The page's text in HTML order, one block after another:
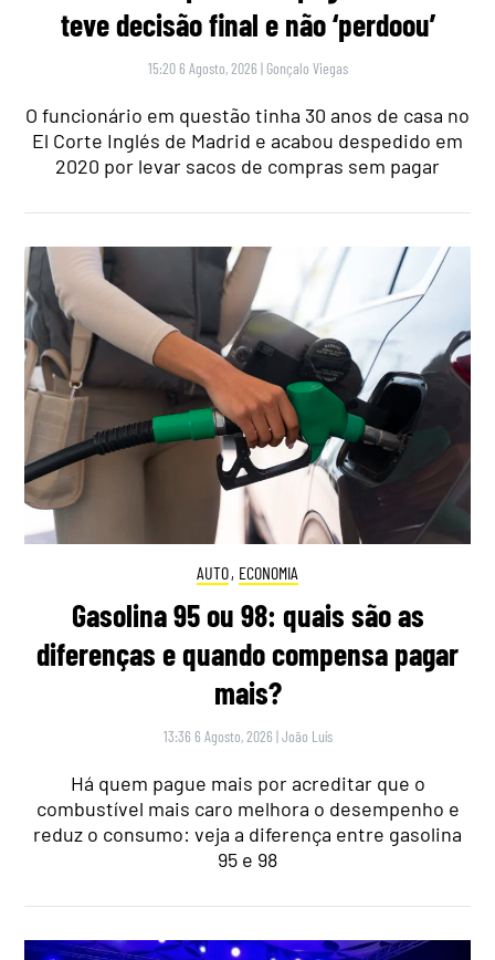
teve decisão final e não ‘perdoou’
15:20 6 Agosto, 2026 | Gonçalo Viegas
O funcionário em questão tinha 30 anos de casa no
El Corte Inglés de Madrid e acabou despedido em
2020 por levar sacos de compras sem pagar
AUTO, ECONOMIA
Gasolina 95 ou 98: quais são as
diferenças e quando compensa pagar
mais?
13:36 6 Agosto, 2026 |João Luís
Há quem pague mais por acreditar que o
combustível mais caro melhora o desempenho e
reduz o consumo: veja a diferença entre gasolina
95 e 98